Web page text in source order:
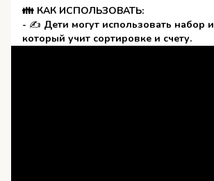
👪 КАК ИСПОЛЬЗОВАТЬ:
- ✍ Дети могут использовать набор
который учит сортировке и счету.